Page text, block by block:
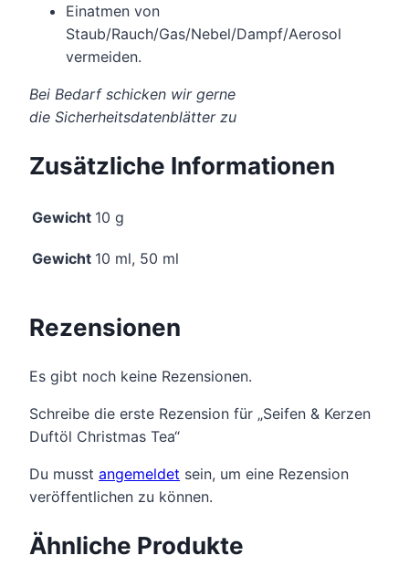
Einatmen von
Staub/Rauch/Gas/Nebel/Dampf/Aerosol
vermeiden.
Bei Bedarf schicken wir gerne
die Sicherheitsdatenblätter zu
Zusätzliche Informationen
Gewicht 10 g
Gewicht 10 ml, 50 ml
Rezensionen
Es gibt noch keine Rezensionen.
Schreibe die erste Rezension für „Seifen & Kerzen
Duftöl Christmas Tea“
Du musst angemeldet sein, um eine Rezension
veröffentlichen zu können.
Ähnliche Produkte